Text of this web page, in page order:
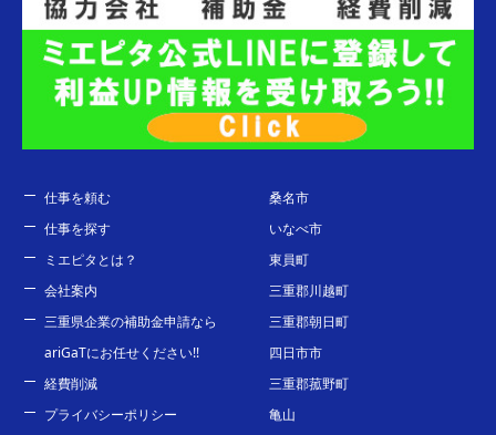
仕事を頼む
仕事を探す
ミエピタとは？
会社案内
三重県企業の補助金申請なら
ariGaTにお任せください!!
経費削減
プライバシーポリシー
桑名市
いなべ市
東員町
三重郡川越町
三重郡朝日町
四日市市
三重郡菰野町
亀山